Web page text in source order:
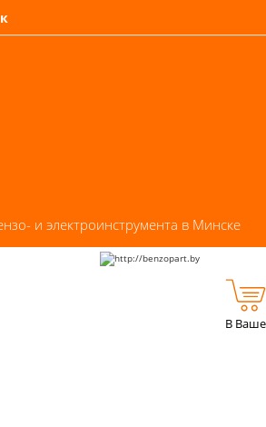
и электроинструмента в Минске
В